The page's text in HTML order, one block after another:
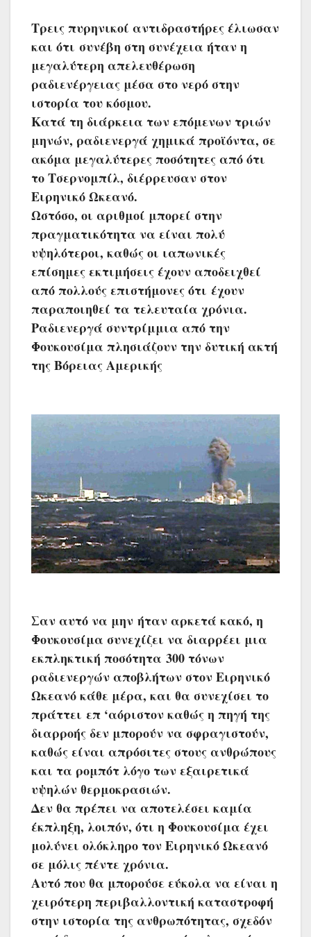
Τρεις πυρηνικοί αντιδραστήρες έλιωσαν
και ότι συνέβη στη συνέχεια ήταν η
μεγαλύτερη απελευθέρωση
ραδιενέργειας μέσα στο νερό στην
ιστορία του κόσμου.
Κατά τη διάρκεια των επόμενων τριών
μηνών, ραδιενεργά χημικά προϊόντα, σε
ακόμα μεγαλύτερες ποσότητες από ότι
το Τσερνομπίλ, διέρρευσαν στον
Ειρηνικό Ωκεανό.
Ωστόσο, οι αριθμοί μπορεί στην
πραγματικότητα να είναι πολύ
υψηλότεροι, καθώς οι ιαπωνικές
επίσημες εκτιμήσεις έχουν αποδειχθεί
από πολλούς επιστήμονες ότι έχουν
παραποιηθεί τα τελευταία χρόνια.
Ραδιενεργά συντρίμμια από την
Φουκουσίμα πλησιάζουν την δυτική ακτή
της Βόρειας Αμερικής
Σαν αυτό να μην ήταν αρκετά κακό, η
Φουκουσίμα συνεχίζει να διαρρέει μια
εκπληκτική ποσότητα 300 τόνων
ραδιενεργών αποβλήτων στον Ειρηνικό
Ωκεανό κάθε μέρα, και θα συνεχίσει το
πράττει επ ‘αόριστον καθώς η πηγή της
διαρροής δεν μπορούν να σφραγιστούν,
καθώς είναι απρόσιτες στους ανθρώπους
και τα ρομπότ λόγο των εξαιρετικά
υψηλών θερμοκρασιών.
Δεν θα πρέπει να αποτελέσει καμία
έκπληξη, λοιπόν, ότι η Φουκουσίμα έχει
μολύνει ολόκληρο τον Ειρηνικό Ωκεανό
σε μόλις πέντε χρόνια.
Αυτό που θα μπορούσε εύκολα να είναι η
χειρότερη περιβαλλοντική καταστροφή
στην ιστορία της ανθρωπότητας, σχεδόν